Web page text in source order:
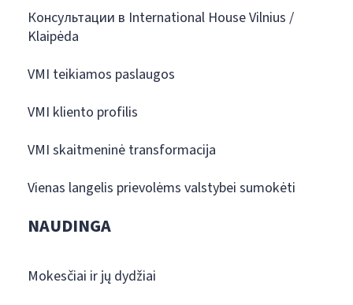
Консультации в International House Vilnius /
Klaipėda
VMI teikiamos paslaugos
VMI kliento profilis
VMI skaitmeninė transformacija
Vienas langelis prievolėms valstybei sumokėti
NAUDINGA
Mokesčiai ir jų dydžiai